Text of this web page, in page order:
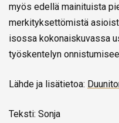
myös edellä mainituista
merkityksettömistä
isossa kokonaiskuvassa
työskentelyn
Lähde ja lisätietoa:
Teksti: Sonja